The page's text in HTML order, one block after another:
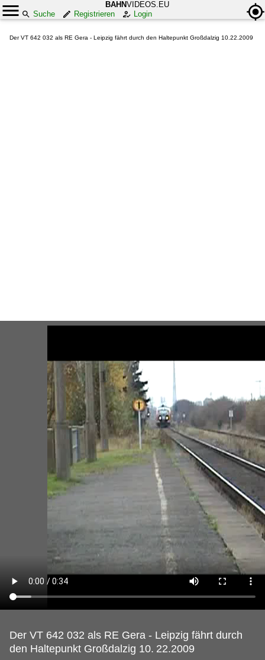
BAHNVIDEOS.EU
Suche
Registrieren Login
Der VT 642 032 als RE Gera - Leipzig fährt durch den Haltepunkt Großdalzig 10.22.2009
Der VT 642 032 als RE Gera - Leipzig fährt durch
den Haltepunkt Großdalzig 10. 22.2009